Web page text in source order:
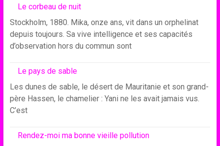
Le corbeau de nuit
Stockholm, 1880. Mika, onze ans, vit dans un orphelinat
depuis toujours. Sa vive intelligence et ses capacités
d’observation hors du commun sont
Le pays de sable
Les dunes de sable, le désert de Mauritanie et son grand-
père Hassen, le chamelier : Yani ne les avait jamais vus.
C’est
Rendez-moi ma bonne vieille pollution